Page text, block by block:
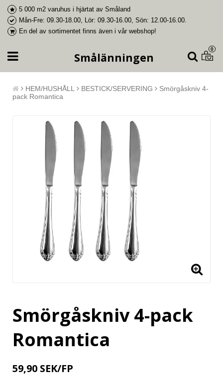
5 000 m2 varuhus i hjärtat av Småland
Mån-Fre: 09.30-18.00, Lör: 09.30-16.00, Sön: 12.00-16.00.
En del av sortimentet finns även i vår webshop!
Smålänningen
0
HEM/HUSHÅLL BESTICK/SERVERING
Smörgåskniv 4-
pack Romantica
Smörgåskniv 4-pack
Romantica
59,90 SEK/FP